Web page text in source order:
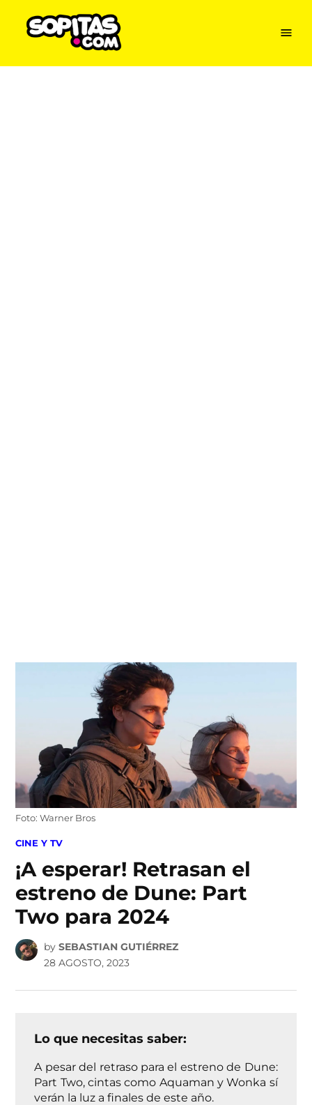
Menu
Foto: Warner Bros
POSTED
CINE Y TV
¡A esperar! Retrasan el
estreno de Dune: Part
Two para 2024
by SEBASTIAN GUTIÉRREZ
28 AGOSTO, 2023
Lo que necesitas saber:
A pesar del retraso para el estreno de Dune:
Part Two, cintas como Aquaman y Wonka sí
verán la luz a finales de este año.